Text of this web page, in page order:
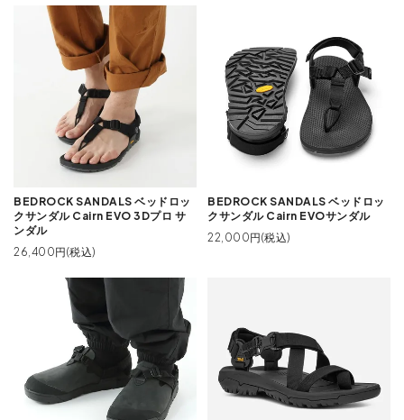
BEDROCK SANDALS ベッドロッ
クサンダル Cairn EVO 3Dプロ サ
ンダル
26,400円(税込)
BEDROCK SANDALS ベッドロッ
クサンダル Cairn EVOサンダル
22,000円(税込)